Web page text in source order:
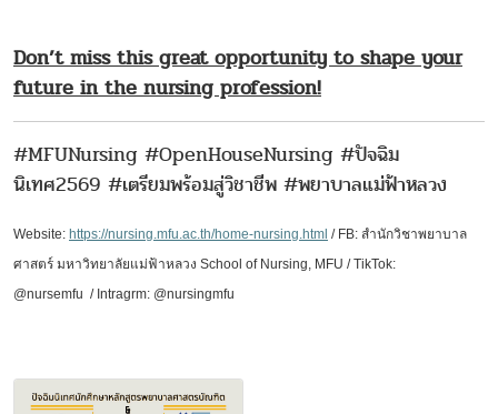
Don’t miss this great opportunity to shape your
future in the nursing profession!
#MFUNursing #OpenHouseNursing #ปัจฉิม
นิเทศ2569 #เตรียมพร้อมสู่วิชาชีพ #พยาบาลแม่ฟ้าหลวง
Website: https://nursing.mfu.ac.th/home-nursing.html / FB: สำนักวิชาพยาบาล
ศาสตร์ มหาวิทยาลัยแม่ฟ้าหลวง School of Nursing, MFU / TikTok:
@nursemfu / Intragrm: @nursingmfu